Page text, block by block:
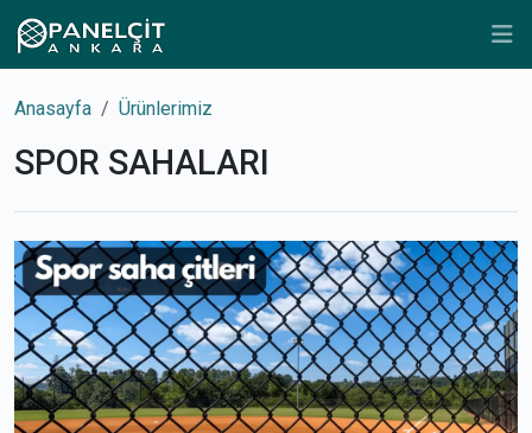
Anasayfa Ürünlerimiz
SPOR SAHALARI